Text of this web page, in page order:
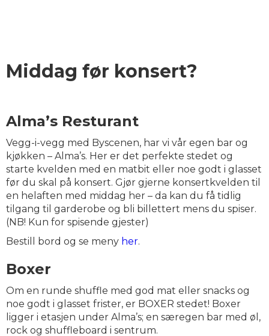
Middag før konsert?
Alma’s Resturant
Vegg-i-vegg med Byscenen, har vi vår egen bar og
kjøkken – Alma’s. Her er det perfekte stedet og
starte kvelden med en matbit eller noe godt i glasset
før du skal på konsert. Gjør gjerne konsertkvelden til
en helaften med middag her – da kan du få tidlig
tilgang til garderobe og bli billettert mens du spiser.
(NB! Kun for spisende gjester)
Bestill bord og se meny her.
Boxer
Om en runde shuffle med god mat eller snacks og
noe godt i glasset frister, er BOXER stedet! Boxer
ligger i etasjen under Alma’s; en særegen bar med øl,
rock og shuffleboard i sentrum.